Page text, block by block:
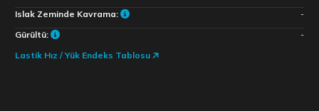
Islak Zeminde Kavrama:
-
Gürültü:
-
Lastik Hız / Yük Endeks Tablosu